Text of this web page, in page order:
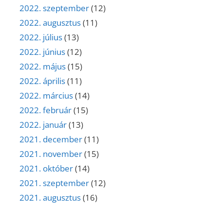
2022. szeptember(12)
2022. augusztus(11)
2022. július(13)
2022. június(12)
2022. május(15)
2022. április(11)
2022. március(14)
2022. február(15)
2022. január(13)
2021. december(11)
2021. november(15)
2021. október(14)
2021. szeptember(12)
2021. augusztus(16)